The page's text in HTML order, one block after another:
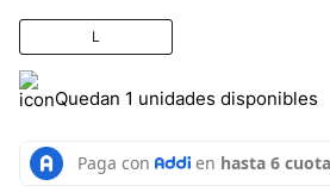
L
Quedan 1 unidades disponibles